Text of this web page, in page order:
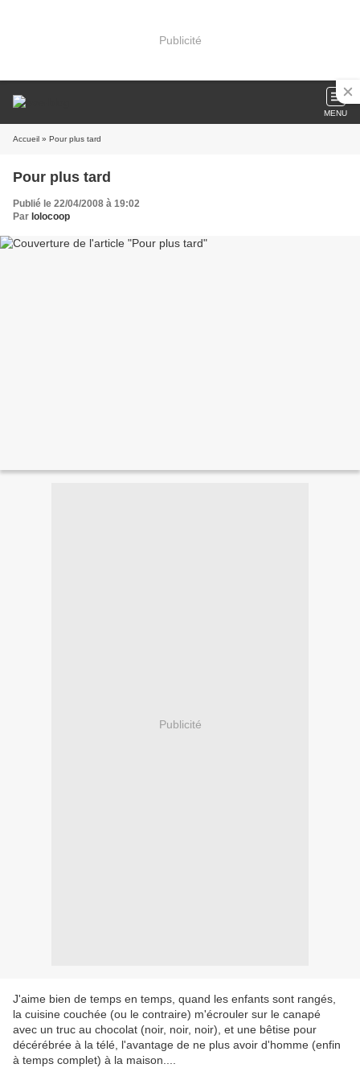
Publicité
MENU
Accueil » Pour plus tard
Pour plus tard
Publié le 22/04/2008 à 19:02
Par lolocoop
Publicité
J'aime bien de temps en temps, quand les enfants sont rangés,
la cuisine couchée (ou le contraire) m'écrouler sur le canapé
avec un truc au chocolat (noir, noir, noir), et une bêtise pour
décérébrée à la télé, l'avantage de ne plus avoir d'homme (enfin
à temps complet) à la maison....